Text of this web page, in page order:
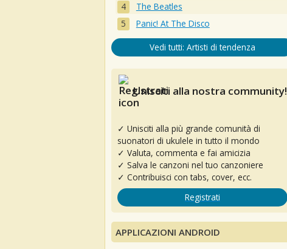
The Beatles
Panic! At The Disco
Vedi tutti: Artisti di tendenza
Unisciti alla nostra community!
✓ Unisciti alla più grande comunità di
suonatori di ukulele in tutto il mondo
✓ Valuta, commenta e fai amicizia
✓ Salva le canzoni nel tuo canzoniere
✓ Contribuisci con tabs, cover, ecc.
Registrati
APPLICAZIONI ANDROID